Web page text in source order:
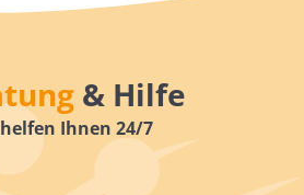
& Hilfe
Ihnen 24/7